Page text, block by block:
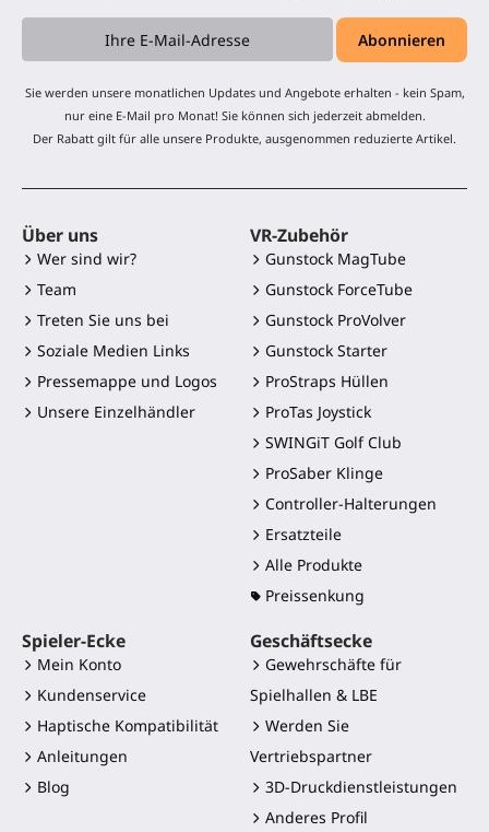
Sie werden unsere monatlichen Updates und Angebote erhalten - kein Spam,
nur eine E-Mail pro Monat! Sie können sich jederzeit abmelden.
Der Rabatt gilt für alle unsere Produkte, ausgenommen reduzierte Artikel.
Über uns
Wer sind wir?
Team
Treten Sie uns bei
Soziale Medien Links
Pressemappe und Logos
Unsere Einzelhändler
VR-Zubehör
Gunstock MagTube
Gunstock ForceTube
Gunstock ProVolver
Gunstock Starter
ProStraps Hüllen
ProTas Joystick
SWINGiT Golf Club
ProSaber Klinge
Controller-Halterungen
Ersatzteile
Alle Produkte
Preissenkung
Spieler-Ecke
Mein Konto
Kundenservice
Haptische Kompatibilität
Anleitungen
Blog
Geschäftsecke
Gewehrschäfte für
Spielhallen & LBE
Werden Sie
Vertriebspartner
3D-Druckdienstleistungen
Anderes Profil